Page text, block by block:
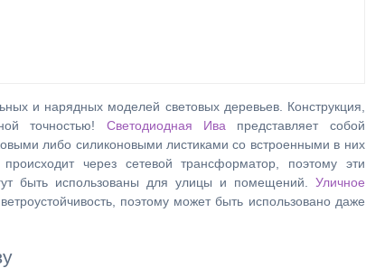
и нарядных моделей световых деревьев. Конструкция,
точностью! Светодиодная Ива представляет собой
либо силиконовыми листиками со встроенными в них
через сетевой трансформатор, поэтому эти
быть использованы для улицы и помещений. Уличное
поэтому может быть использовано даже